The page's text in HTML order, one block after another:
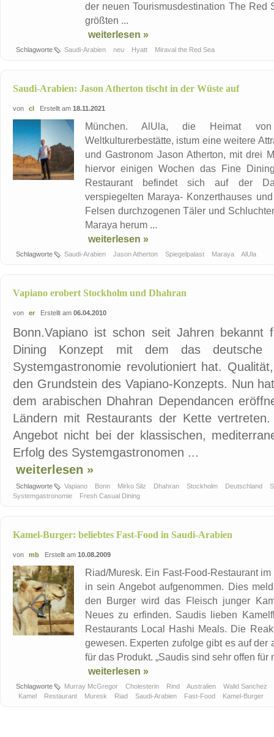
der neuen Tourismusdestination The Red
größten ...
weiterlesen »
Schlagworte Saudi-Arabien neu Hyatt Miraval the Red Sea
Saudi-Arabien: Jason Atherton tischt in der Wüste auf
von cl Erstellt am 18.11.2021
München. AlUla, die Heimat von
Weltkulturerbestätte, istum eine weitere
und Gastronom Jason Atherton, mit drei
hiervor einigen Wochen das Fine
Restaurant befindet sich auf der
verspiegelten Maraya- Konzerthauses
Felsen durchzogenen Täler und
Maraya herum ...
weiterlesen »
Schlagworte Saudi-Arabien Jason Atherton Spiegelpalast Maraya AlUla
Vapiano erobert Stockholm und Dhahran
von er Erstellt am 06.04.2010
Bonn.Vapiano ist schon seit Jahren bekannt
Dining Konzept mit dem das deutsche
Systemgastronomie revolutioniert hat.
den Grundstein des Vapiano-Konzepts. Nun
dem arabischen Dhahran Dependancen
Ländern mit Restaurants der Kette
Angebot nicht bei der klassischen,
Erfolg des Systemgastronomen ...
weiterlesen »
Schlagworte Vapiano Bonn Mirko Silz Dhahran Stockholm Deutschland
Systemgastronomie
Fresh Casual Dining
Kamel-Burger: beliebtes Fast-Food in Saudi-Arabien
von mb Erstellt am 10.08.2009
Riad/Muresk. Ein Fast-Food-Restaurant
in sein Angebot aufgenommen. Dies
den Burger wird das Fleisch junger
Neues zu erfinden. Saudis lieben
Restaurants Local Hashi Meals. Die
gewesen. Experten zufolge gibt es auf
für das Produkt. „Saudis sind sehr offen
weiterlesen »
Schlagworte Murray McGregor Cholesterin Rind Australien
Walid Sanchez
Kamel
Restaurant Muresk Riad Saudi-Arabien Fast-Food Kamel-Burger